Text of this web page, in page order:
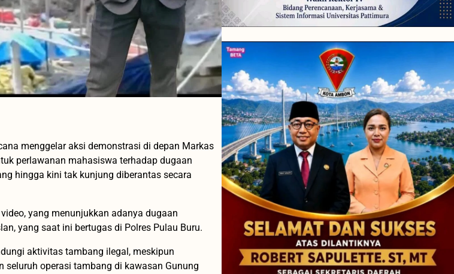
menggelar aksi demonstrasi di depan Markas
perlawanan mahasiswa terhadap dugaan
hingga kini tak kunjung diberantas secara
yang menunjukkan adanya dugaan
yang saat ini bertugas di Polres Pulau Buru.
aktivitas tambang ilegal, meskipun
seluruh operasi tambang di kawasan Gunung